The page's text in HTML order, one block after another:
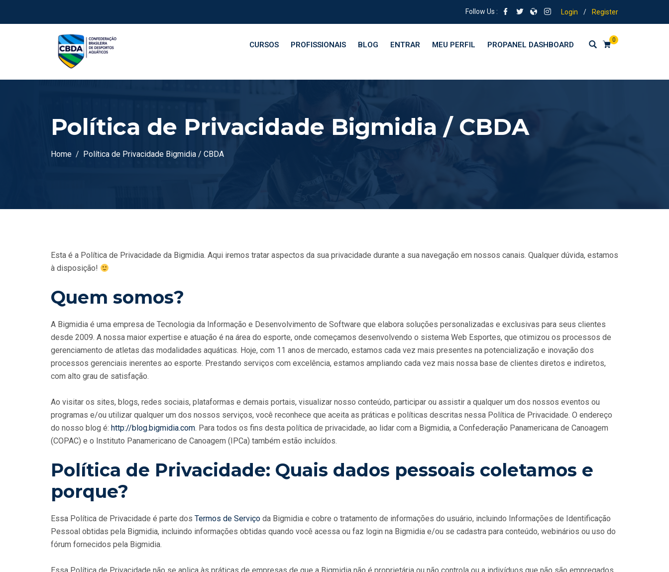
Follow Us : Login / Register
0
CURSOS PROFISSIONAIS BLOG ENTRAR MEU PERFIL PROPANEL DASHBOARD
Política de Privacidade Bigmidia / CBDA
Home Política de Privacidade Bigmidia / CBDA
Esta é a Política de Privacidade da Bigmidia. Aqui iremos tratar aspectos da sua privacidade durante a sua navegação em nossos canais. Qualquer dúvida, estamos
à disposição!
Quem somos?
A Bigmidia é uma empresa de Tecnologia da Informação e Desenvolvimento de Software que elabora soluções personalizadas e exclusivas para seus clientes
desde 2009. A nossa maior expertise e atuação é na área do esporte, onde começamos desenvolvendo o sistema Web Esportes, que otimizou os processos de
gerenciamento de atletas das modalidades aquáticas. Hoje, com 11 anos de mercado, estamos cada vez mais presentes na potencialização e inovação dos
processos gerenciais inerentes ao esporte. Prestando serviços com excelência, estamos ampliando cada vez mais nossa base de clientes diretos e indiretos,
com alto grau de satisfação.
Ao visitar os sites, blogs, redes sociais, plataformas e demais portais, visualizar nosso conteúdo, participar ou assistir a qualquer um dos nossos eventos ou
programas e/ou utilizar qualquer um dos nossos serviços, você reconhece que aceita as práticas e políticas descritas nessa Política de Privacidade. O endereço
do nosso blog é: http://blog.bigmidia.com. Para todos os fins desta política de privacidade, ao lidar com a Bigmidia, a Confederação Panamericana de Canoagem
(COPAC) e o Instituto Panamericano de Canoagem (IPCa) também estão incluídos.
Política de Privacidade: Quais dados pessoais coletamos e
porque?
Essa Política de Privacidade é parte dos Termos de Serviço da Bigmidia e cobre o tratamento de informações do usuário, incluindo Informações de Identificação
Pessoal obtidas pela Bigmidia, incluindo informações obtidas quando você acessa ou faz login na Bigmidia e/ou se cadastra para conteúdo, webinários ou uso do
fórum fornecidos pela Bigmidia.